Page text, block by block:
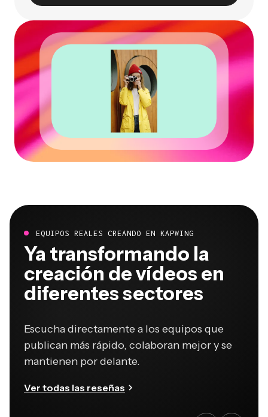
EQUIPOS REALES CREANDO EN KAPWING
Ya transformando la
creación de vídeos en
diferentes sectores
Escucha directamente a los equipos que
publican más rápido, colaboran mejor y se
mantienen por delante.
Ver todas las reseñas